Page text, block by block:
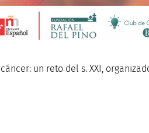
un reto del s. XXI,